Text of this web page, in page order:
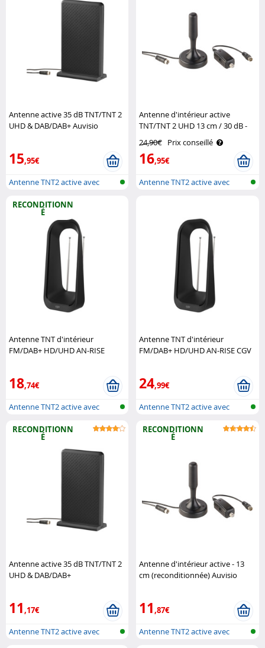
Antenne active 35 dB TNT/TNT 2
UHD & DAB/DAB+ Auvisio
15,95€
Antenne TNT2 active avec
Antenne d'intérieur active
TNT/TNT 2 UHD 13 cm / 30 dB -
24,90€ Prix conseillé
16,95€
Antenne TNT2 active avec
RECONDITIONN
É
Antenne TNT d'intérieur
FM/DAB+ HD/UHD AN-RISE
18,74€
Antenne TNT2 active avec
Antenne TNT d'intérieur
FM/DAB+ HD/UHD AN-RISE CGV
24,99€
Antenne TNT2 active avec
RECONDITIONN
É
Antenne active 35 dB TNT/TNT 2
UHD & DAB/DAB+
11,17€
Antenne TNT2 active avec
RECONDITIONN
É
Antenne d'intérieur active - 13
cm (reconditionnée) Auvisio
11,87€
Antenne TNT2 active avec